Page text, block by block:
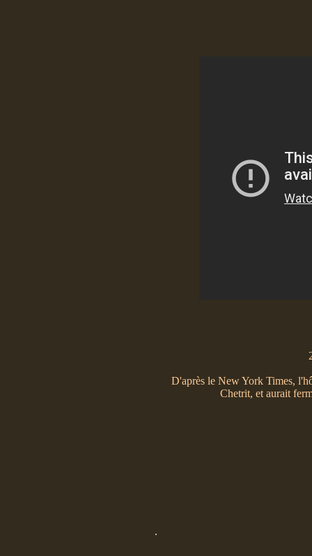
D'après le New York Times,
Chetrit, et aurait
.